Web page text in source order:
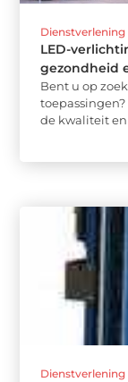
Dienstverlening
LED-
gezondheid
Bent u op
de kwaliteit en
Dienstverlening